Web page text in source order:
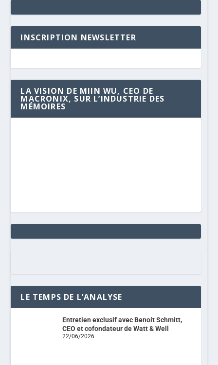
INSCRIPTION NEWSLETTER
LA VISION DE MIIN WU, CEO DE
MACRONIX, SUR L’INDUSTRIE DES
MÉMOIRES
LE TEMPS DE L’ANALYSE
Entretien exclusif avec Benoit Schmitt,
CEO et cofondateur de Watt & Well
22/06/2026